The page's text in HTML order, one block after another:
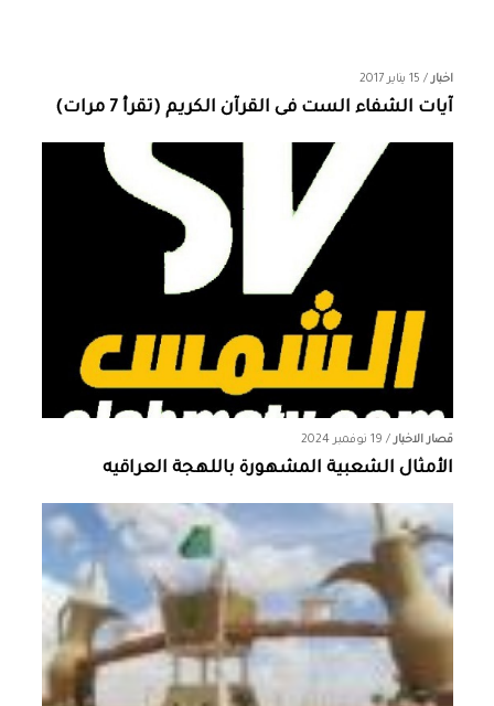
اخبار/ 15 يناير 2017
آيات الشفاء الست فى القرآن الكريم (تقرأ 7 مرات)
قصار الاخبار/ 19 نوفمبر 2024
الأمثال الشعبية المشهورة باللهجة العراقيه